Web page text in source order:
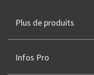
Plus de produits
Infos Pro